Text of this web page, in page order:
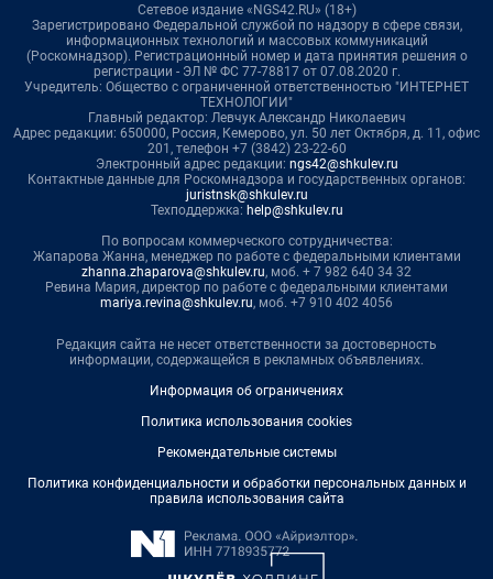
Сетевое издание «NGS42.RU» (18+)
Зарегистрировано Федеральной службой по надзору в сфере связи,
информационных технологий и массовых коммуникаций
(Роскомнадзор). Регистрационный номер и дата принятия решения о
регистрации - ЭЛ № ФС 77-78817 от 07.08.2020 г.
Учредитель: Общество с ограниченной ответственностью "ИНТЕРНЕТ
ТЕХНОЛОГИИ"
Главный редактор: Левчук Александр Николаевич
Адрес редакции: 650000, Россия, Кемерово, ул. 50 лет Октября, д. 11, офис
201, телефон +7 (3842) 23-22-60
Электронный адрес редакции: ngs42@shkulev.ru
Контактные данные для Роскомнадзора и государственных органов:
juristnsk@shkulev.ru
Техподдержка: help@shkulev.ru
По вопросам коммерческого сотрудничества:
Жапарова Жанна, менеджер по работе с федеральными клиентами
zhanna.zhaparova@shkulev.ru, моб. + 7 982 640 34 32
Ревина Мария, директор по работе с федеральными клиентами
mariya.revina@shkulev.ru, моб. +7 910 402 4056
Редакция сайта не несет ответственности за достоверность
информации, содержащейся в рекламных объявлениях.
Информация об ограничениях
Политика использования cookies
Рекомендательные системы
Политика конфиденциальности и обработки персональных данных и
правила использования сайта